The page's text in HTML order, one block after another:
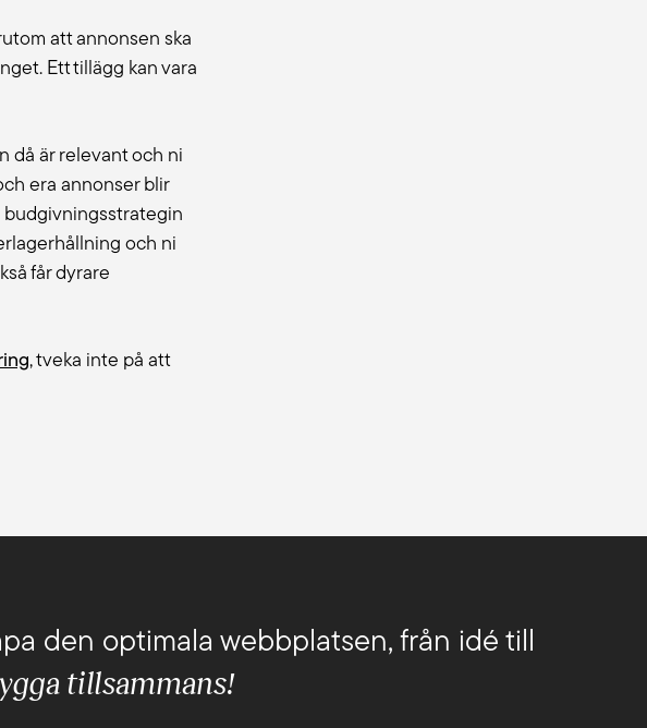
att annonsen ska
Ett tillägg kan vara
då är relevant och ni
era annonser blir
budgivningsstrategin
och ni
får dyrare
, tveka inte på att
den optimala webbplatsen, från idé till
tillsammans!